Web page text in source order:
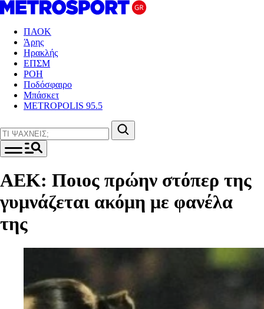
ΠΑΟΚ
Άρης
Ηρακλής
ΕΠΣΜ
ΡΟΗ
Ποδόσφαιρο
Μπάσκετ
METROPOLIS 95.5
ΑΕΚ: Ποιος πρώην στόπερ της
γυμνάζεται ακόμη με φανέλα
της